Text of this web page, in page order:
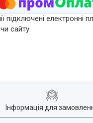
підключені електронні
сайту.
Інформація для